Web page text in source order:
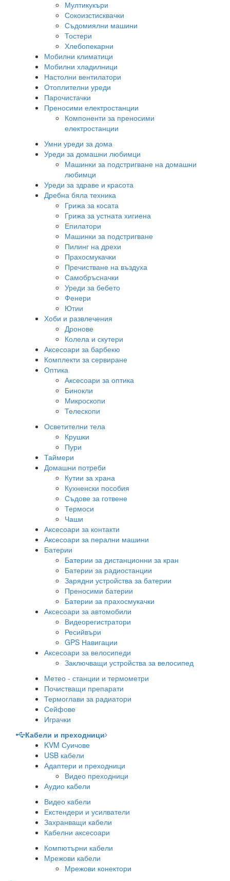
Мултикукъри
Сокоизстисквачки
Съдомиялни машини
Тостери
Хлебопекарни
Мобилни климатици
Мобилни хладилници
Настолни вентилатори
Отоплителни уреди
Парочистачки
Преносими електростанции
Компоненти за преносими
електростанции
Умни уреди за дома
Уреди за домашни любимци
Машинки за подстригване на домашни
любимци
Уреди за здраве и красота
Дребна бяла техника
Грижа за косата
Грижа за устната хигиена
Епилатори
Машинки за подстригване
Пилинг на дрехи
Прахосмукачки
Пречистване на въздуха
Самобръсначки
Уреди за бебето
Фенери
Ютии
Хоби и развлечения
Дронове
Колела и скутери
Аксесоари за барбекю
Комплекти за сервиране
Оптика
Аксесоари за оптика
Бинокли
Микроскопи
Телескопи
Осветителни тела
Крушки
Пури
Таймери
Домашни потреби
Кутии за храна
Кухненски пособия
Съдове за готвене
Термоси
Чаши
Аксесоари за контакти
Аксесоари за перални машини
Батерии
Батерии за дистанционни за кран
Батерии за радиостанции
Зарядни устройства за батерии
Преносими батерии
Батерии за прахосмукачки
Аксесоари за автомобили
Видеорегистратори
Ресийвъри
GPS Навигации
Аксесоари за велосипеди
Заключващи устройства за велосипед
Метео - станции и термометри
Почистващи препарати
Термоглави за радиатори
Сейфове
Играчки
Кабели и преходници
KVM Суичове
USB кабели
Адаптери и преходници
Видео преходници
Аудио кабели
Видео кабели
Екстендери и усилватели
Захранващи кабели
Кабелни аксесоари
Компютърни кабели
Мрежови кабели
Мрежови конектори